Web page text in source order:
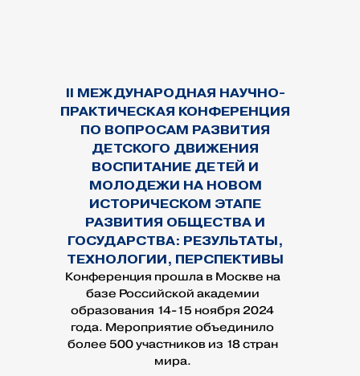
II МЕЖДУНАРОДНАЯ НАУЧНО-
ПРАКТИЧЕСКАЯ КОНФЕРЕНЦИЯ
ПО ВОПРОСАМ РАЗВИТИЯ
ДЕТСКОГО ДВИЖЕНИЯ
ВОСПИТАНИЕ ДЕТЕЙ И
МОЛОДЕЖИ НА НОВОМ
ИСТОРИЧЕСКОМ ЭТАПЕ
РАЗВИТИЯ ОБЩЕСТВА И
ГОСУДАРСТВА: РЕЗУЛЬТАТЫ,
ТЕХНОЛОГИИ, ПЕРСПЕКТИВЫ
Конференция прошла в Москве на
базе Российской академии
образования 14-15 ноября 2024
года. Мероприятие объединило
более 500 участников из 18 стран
мира.